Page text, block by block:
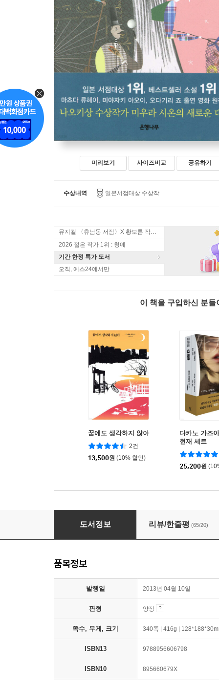
미리보기 사이즈비교 공유하기
수상내역 일본서점대상 수상작
2026 젊은 작가 1위 : 청예
기간 한정 특가 도서
오직, 예스24에서만
이 책을 구입하신 분
꿈에도 생각하지 않아
2건
13,500원 (10% 할인)
다카노 가즈
현재 세트
25,200원
배를 엮다
도서정보 리뷰/한줄평 (65/20)
품목정보
발행일 2013년 04월 10일
판형 양장
쪽수, 무게, 크기 340쪽 | 416g |
ISBN13 9788956606798
ISBN10 895660679X